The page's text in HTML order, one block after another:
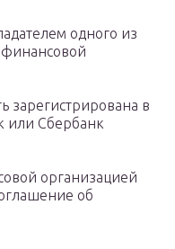
одного из
финансовой
зарегистрирована в
или Сбербанк
организацией
об